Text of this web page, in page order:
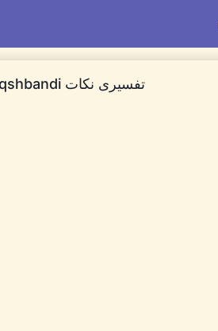
Tafsiri Nikat By Maulana Zulfiqar Ahmad Naqshbandi تفسیری نکات